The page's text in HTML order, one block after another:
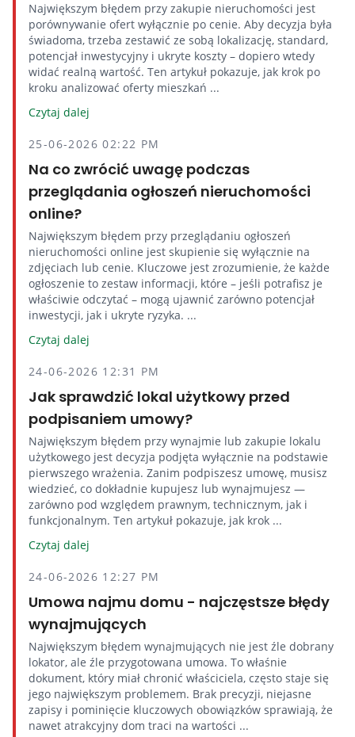
Największym błędem przy zakupie nieruchomości jest
porównywanie ofert wyłącznie po cenie. Aby decyzja była
świadoma, trzeba zestawić ze sobą lokalizację, standard,
potencjał inwestycyjny i ukryte koszty – dopiero wtedy
widać realną wartość. Ten artykuł pokazuje, jak krok po
kroku analizować oferty mieszkań ...
Czytaj dalej
25-06-2026 02:22 PM
Na co zwrócić uwagę podczas
przeglądania ogłoszeń nieruchomości
online?
Największym błędem przy przeglądaniu ogłoszeń
nieruchomości online jest skupienie się wyłącznie na
zdjęciach lub cenie. Kluczowe jest zrozumienie, że każde
ogłoszenie to zestaw informacji, które – jeśli potrafisz je
właściwie odczytać – mogą ujawnić zarówno potencjał
inwestycji, jak i ukryte ryzyka. ...
Czytaj dalej
24-06-2026 12:31 PM
Jak sprawdzić lokal użytkowy przed
podpisaniem umowy?
Największym błędem przy wynajmie lub zakupie lokalu
użytkowego jest decyzja podjęta wyłącznie na podstawie
pierwszego wrażenia. Zanim podpiszesz umowę, musisz
wiedzieć, co dokładnie kupujesz lub wynajmujesz —
zarówno pod względem prawnym, technicznym, jak i
funkcjonalnym. Ten artykuł pokazuje, jak krok ...
Czytaj dalej
24-06-2026 12:27 PM
Umowa najmu domu - najczęstsze błędy
wynajmujących
Największym błędem wynajmujących nie jest źle dobrany
lokator, ale źle przygotowana umowa. To właśnie
dokument, który miał chronić właściciela, często staje się
jego największym problemem. Brak precyzji, niejasne
zapisy i pominięcie kluczowych obowiązków sprawiają, że
nawet atrakcyjny dom traci na wartości ...